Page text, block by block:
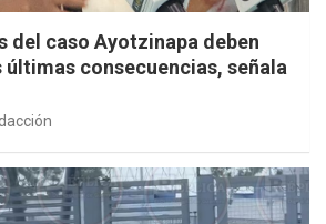
del caso Ayotzinapa deben
últimas consecuencias, señala